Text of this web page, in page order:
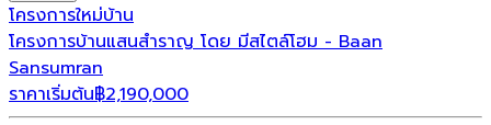
โครงการใหม่บ้าน
โครงการบ้านแสนสำราญ โดย มีสไตล์โฮม - Baan
Sansumran
ราคาเริ่มต้น฿2,190,000